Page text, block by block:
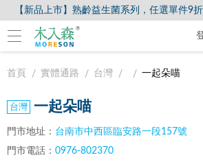
【新品上市】熟齡益生菌系列，任選單件9
首頁 實體通路 台灣 一起朵喵
一起朵喵
門市地址： 台南市中西區臨安路一段157號
門市電話： 0976-802370